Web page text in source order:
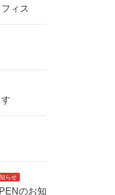
ィス
らせ
のお知